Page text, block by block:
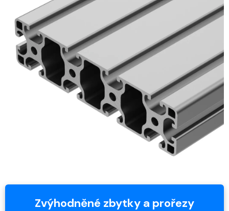
Zvýhodněné zbytky a prořezy
produktu
je
0,0
z
5
hvězdiček.